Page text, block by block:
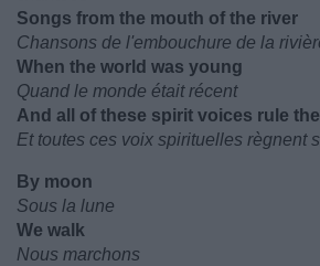
Songs from the mouth of the river
Chansons de l'embouchure de la
When the world was young
Quand le monde était récent
And all of these spirit voices rule
Et toutes ces voix spirituelles règnent
By moon
Sous la lune
We walk
Nous marchons